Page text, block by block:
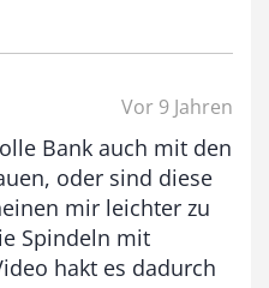
Vor 9 Jahren
Bank auch mit den
oder sind diese
mir leichter zu
Spindeln mit
hakt es dadurch